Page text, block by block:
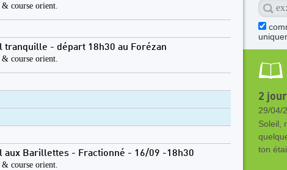
course orient.
tranquille - départ 18h30 au Forézan
course orient.
aux Barillettes - Fractionné - 16/09 -18h30
course orient.
2
29/04/
Soleil,
ton